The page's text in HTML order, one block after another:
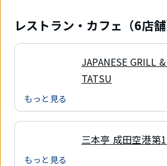
レストラン・カフェ（6店舗
JAPANESE GRILL
TATSU
もっと見る
三本亭 成田空港第
もっと見る